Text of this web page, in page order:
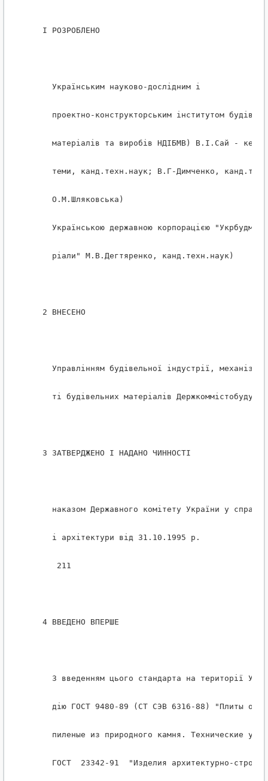
I РОЗРОБЛЕНО
Українським науково-дослiдним i
проектно-конструкторським iнститутом
матерiалiв та виробiв НДIБМВ) В.I.Сай -
теми, канд.техн.наук; В.Г-Димченко,
О.М.Шляковська)
Українською державною корпорацiєю
рiали" М.В.Дегтяренко, канд.техн.наук)
2 ВНЕСЕНО
Управлiнням будiвельної iндустрiї,
тi будiвельних матерiалiв
З ЗАТВЕРДЖЕНО I НАДАНО ЧИННОСТI
наказом Державного комiтету України у справах
i архiтектури вiд 31.10.1995 р.
211
4 ВВЕДЕНО ВПЕРШЕ
З введенням цього стандарта на територiї
дiю ГОСТ 9480-89 (СТ СЭВ 6316-88) "Плиты
пиленые из природного камня. Технические
ГОСТ  23342-91  "Изделия архитектурно-